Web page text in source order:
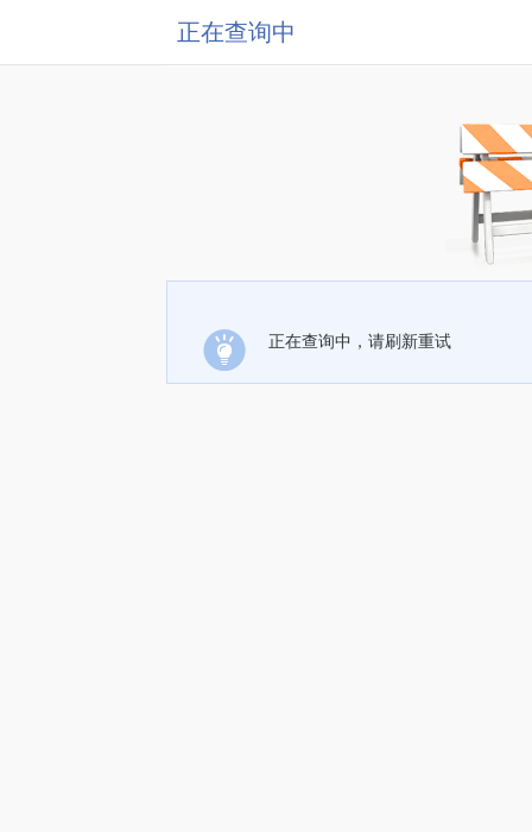
正在查询中
正在查询中，请刷新重试